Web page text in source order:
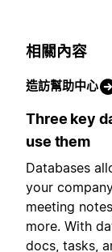
相關內容
造訪幫助中心
Three key
use them
Databases
your
meeting
more. With
docs, tasks,